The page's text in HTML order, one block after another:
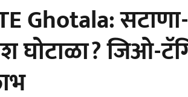
Ghotala:
घोटाळा? जिओ-